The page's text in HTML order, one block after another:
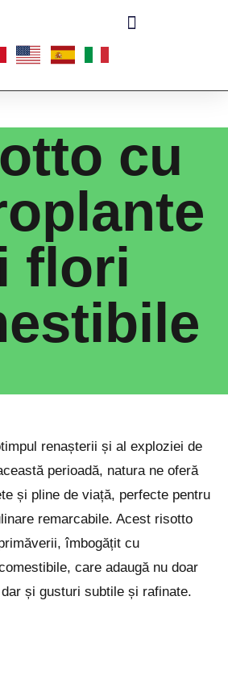
cu
flori
renașterii și al exploziei de
perioadă, natura ne oferă
și pline de viață, perfecte pentru
remarcabile. Acest risotto
îmbogățit cu
care adaugă nu doar
și gusturi subtile și rafinate.